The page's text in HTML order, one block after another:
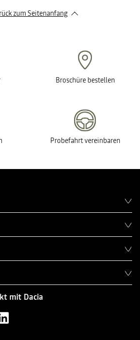
zum Seitenanfang
Broschüre bestellen
Probefahrt vereinbaren
mit Dacia